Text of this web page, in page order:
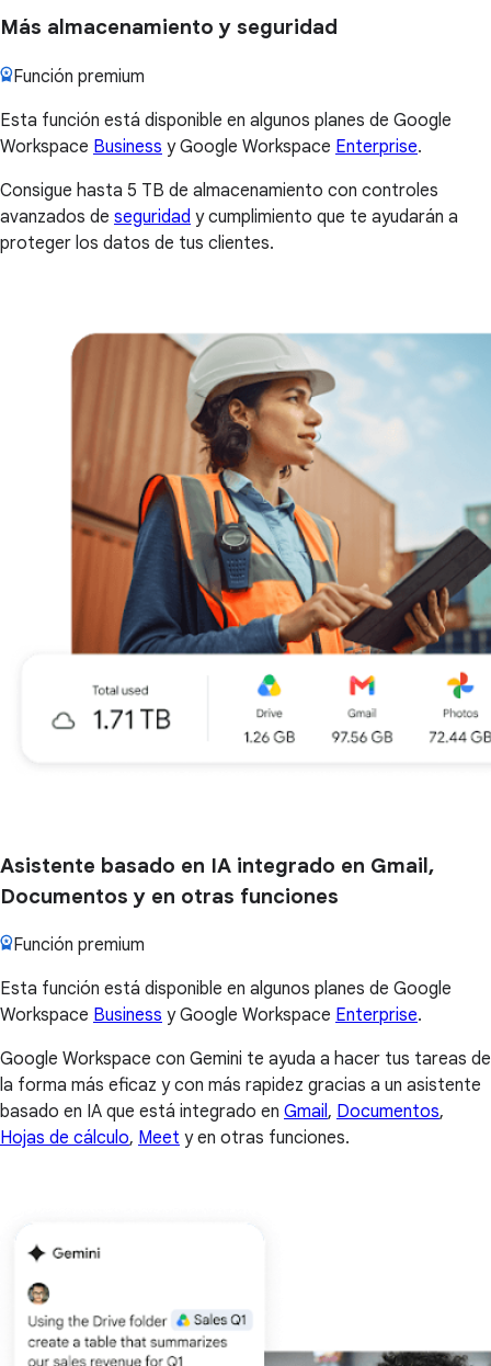
Más almacenamiento y seguridad
Función premium
Esta función está disponible en algunos planes de Google
Workspace Business y Google Workspace Enterprise.
Consigue hasta 5 TB de almacenamiento con controles
avanzados de seguridad y cumplimiento que te ayudarán a
proteger los datos de tus clientes.
Asistente basado en IA integrado en Gmail,
Documentos y en otras funciones
Función premium
Esta función está disponible en algunos planes de Google
Workspace Business y Google Workspace Enterprise.
Google Workspace con Gemini te ayuda a hacer tus tareas de
la forma más eficaz y con más rapidez gracias a un asistente
basado en IA que está integrado en Gmail, Documentos,
Hojas de cálculo, Meet y en otras funciones.